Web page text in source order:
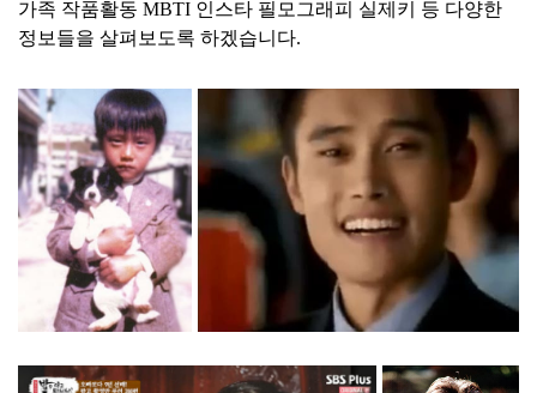
가족 작품활동 MBTI 인스타 필모그래피 실제키 등 다양한
정보들을 살펴보도록 하겠습니다.